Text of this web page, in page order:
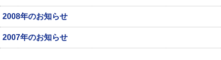
2008年のお知らせ
2007年のお知らせ